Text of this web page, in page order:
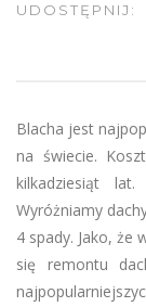
UDOSTĘPNIJ:
Blacha jest
na świecie.
kilkadziesiąt
Wyróżniamy
4 spady. Jako, że
się remontu